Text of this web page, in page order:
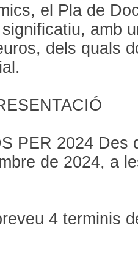
el Pla de
amb
dels quals
PER 2024 Des
de 2024, a
4 terminis